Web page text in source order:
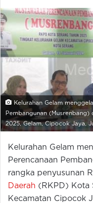
Kelurahan Gelam
Pembangunan (Musrenbang)
2025, Gelam, Cipocok Jaya,
Kelurahan Gelam
Perencanaan
rangka penyusunan
Daerah (RKPD) Kota
Kecamatan Cipocok